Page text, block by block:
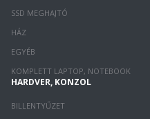
SSD MEGHAJTÓ
HÁZ
EGYÉB
KOMPLETT LAPTOP, NOTEBOOK
HARDVER, KONZOL
BILLENTYŰZET